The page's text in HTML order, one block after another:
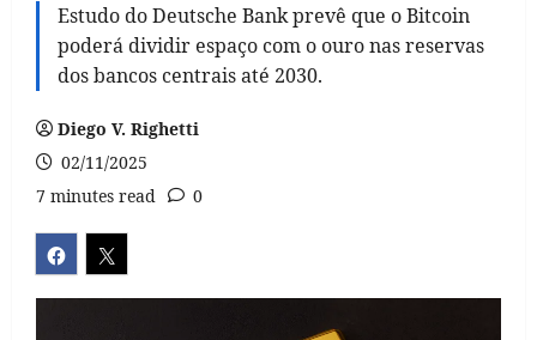
Estudo do Deutsche Bank prevê que o Bitcoin
poderá dividir espaço com o ouro nas reservas
dos bancos centrais até 2030.
Diego V. Righetti
02/11/2025
7 minutes read
0